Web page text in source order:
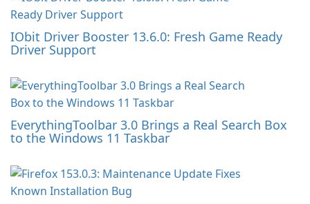
IObit Driver Booster 13.6.0: Fresh Game Ready
Driver Support
EverythingToolbar 3.0 Brings a Real Search Box
to the Windows 11 Taskbar